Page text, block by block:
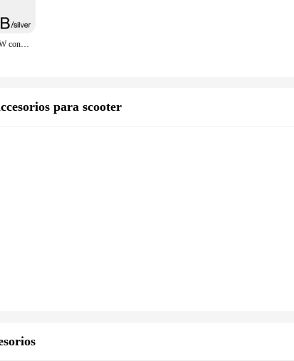
Cargador de coche de 240W con puertos USB duales, adaptador de carga súper rápida para IPhone 15, Samsung, Xiaomi
para scooter